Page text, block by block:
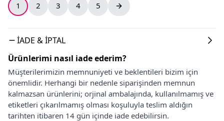
1 2 3 4 5
İADE & İPTAL
Ürünlerimi nasıl iade ederim?
Müşterilerimizin memnuniyeti ve beklentileri bizim için
önemlidir. Herhangi bir nedenle siparişinden memnun
kalmazsan ürünlerini; orjinal ambalajında, kullanılmamış ve
etiketleri çıkarılmamış olması koşuluyla teslim aldığın
tarihten itibaren 14 gün içinde iade edebilirsin.